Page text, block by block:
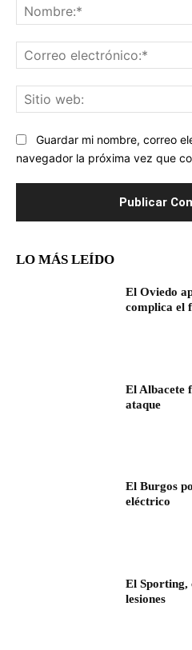
Guardar mi nombre, correo
navegador la próxima vez que
LO MÁS LEÍDO
El Oviedo
complica el
El Albacete
ataque
El Burgos
eléctrico
El Sporting,
lesiones